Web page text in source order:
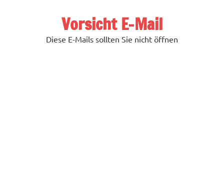
Vorsicht E-Mail
Diese E-Mails sollten Sie nicht öffnen